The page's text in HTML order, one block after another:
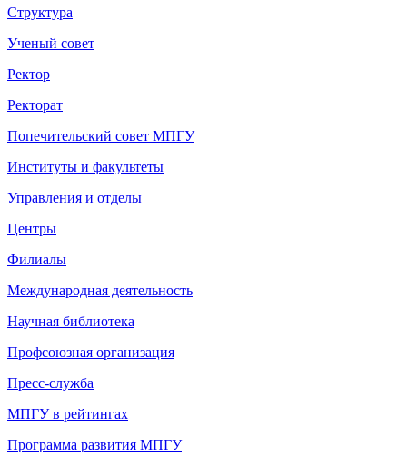
Структура
Ученый совет
Ректор
Ректорат
Попечительский совет МПГУ
Институты и факультеты
Управления и отделы
Центры
Филиалы
Международная деятельность
Научная библиотека
Профсоюзная организация
Пресс-служба
МПГУ в рейтингах
Программа развития МПГУ